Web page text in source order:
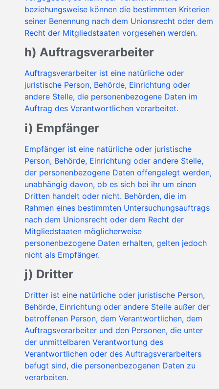
beziehungsweise können die bestimmten Kriterien
seiner Benennung nach dem Unionsrecht oder dem
Recht der Mitgliedstaaten vorgesehen werden.
h) Auftragsverarbeiter
Auftragsverarbeiter ist eine natürliche oder
juristische Person, Behörde, Einrichtung oder
andere Stelle, die personenbezogene Daten im
Auftrag des Verantwortlichen verarbeitet.
i) Empfänger
Empfänger ist eine natürliche oder juristische
Person, Behörde, Einrichtung oder andere Stelle,
der personenbezogene Daten offengelegt werden,
unabhängig davon, ob es sich bei ihr um einen
Dritten handelt oder nicht. Behörden, die im
Rahmen eines bestimmten Untersuchungsauftrags
nach dem Unionsrecht oder dem Recht der
Mitgliedstaaten möglicherweise
personenbezogene Daten erhalten, gelten jedoch
nicht als Empfänger.
j) Dritter
Dritter ist eine natürliche oder juristische Person,
Behörde, Einrichtung oder andere Stelle außer der
betroffenen Person, dem Verantwortlichen, dem
Auftragsverarbeiter und den Personen, die unter
der unmittelbaren Verantwortung des
Verantwortlichen oder des Auftragsverarbeiters
befugt sind, die personenbezogenen Daten zu
verarbeiten.